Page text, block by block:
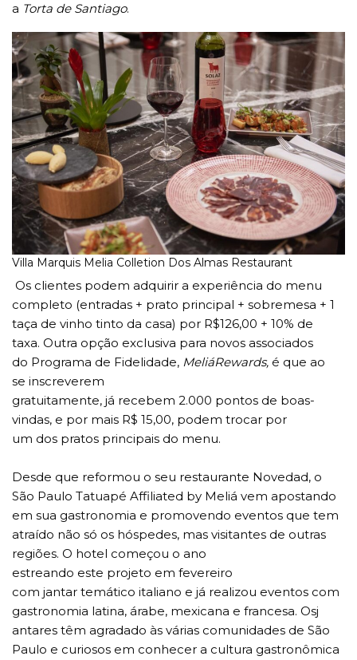
a Torta de Santiago.
Villa Marquis Melia Colletion Dos Almas Restaurant
Os clientes podem adquirir a experiência do menu
completo (entradas + prato principal + sobremesa + 1
taça de vinho tinto da casa) por R$126,00 + 10% de
taxa. Outra opção exclusiva para novos associados
do Programa de Fidelidade, MeliáRewards, é que ao
se inscreverem
gratuitamente, já recebem 2.000 pontos de boas-
vindas, e por mais R$ 15,00, podem trocar por
um dos pratos principais do menu.
Desde que reformou o seu restaurante Novedad, o
São Paulo Tatuapé Affiliated by Meliá vem apostando
em sua gastronomia e promovendo eventos que tem
atraído não só os hóspedes, mas visitantes de outras
regiões. O hotel começou o ano
estreando este projeto em fevereiro
com jantar temático italiano e já realizou eventos com
gastronomia latina, árabe, mexicana e francesa. Osj
antares têm agradado às várias comunidades de São
Paulo e curiosos em conhecer a cultura gastronômica